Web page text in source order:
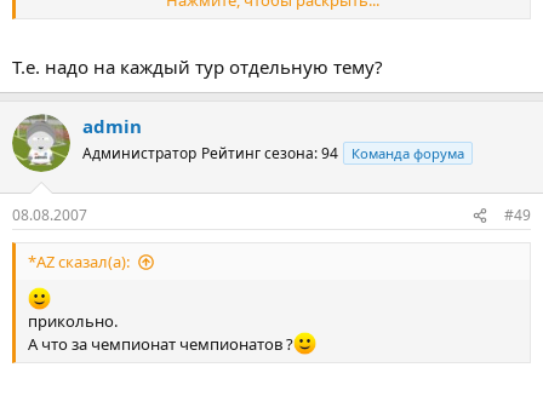
Кстати, если кто из создателей конкурса умеет создавать
определенному каталогу на сервере, чтобы самому после
каждого тура закачивать таблицу результатов.
Т.е. надо на каждый тур отдельную тему?
admin
Администратор Рейтинг сезона: 94 Команда форума
08.08.2007 #49
*AZ сказал(а):
прикольно.
А что за чемпионат чемпионатов ?